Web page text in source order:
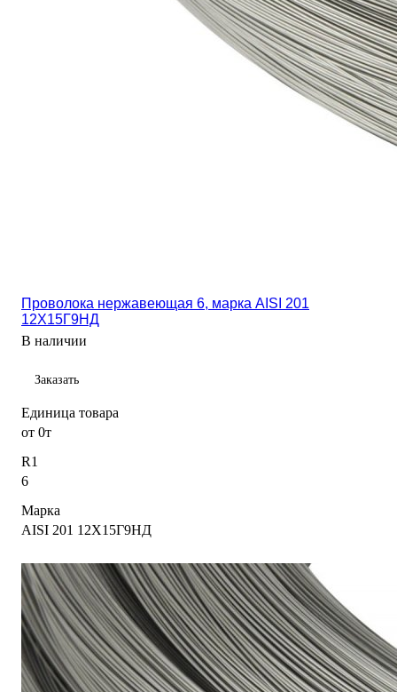
Проволока нержавеющая 6, марка AISI 201
12Х15Г9НД
В наличии
Заказать
Единица товара
от 0т
R1
6
Марка
AISI 201 12Х15Г9НД